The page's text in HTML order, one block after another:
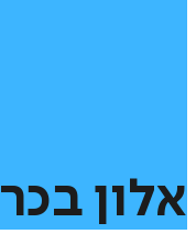
אלון בכר